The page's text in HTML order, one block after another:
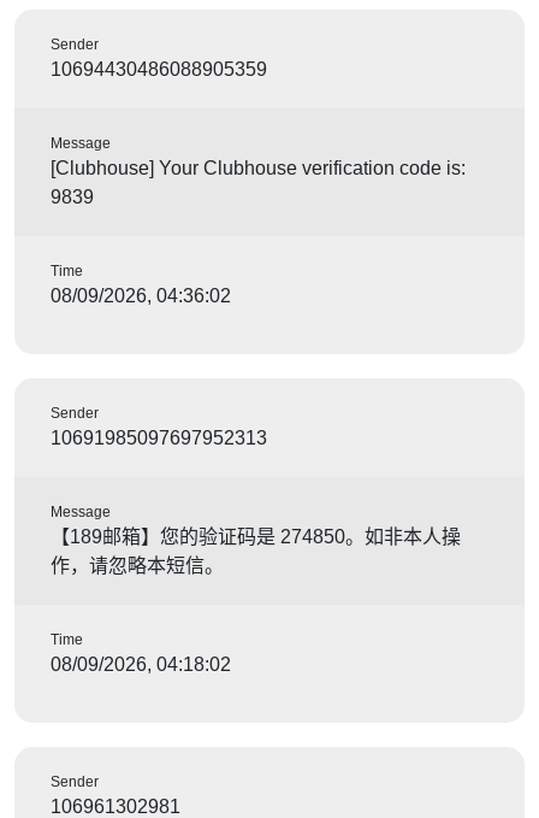
Sender
10694430486088905359
Message
[Clubhouse] Your Clubhouse verification code is:
9839
Time
08/09/2026, 04:36:02
Sender
10691985097697952313
Message
【189邮箱】您的验证码是 274850。如非本人操
作，请忽略本短信。
Time
08/09/2026, 04:18:02
Sender
106961302981